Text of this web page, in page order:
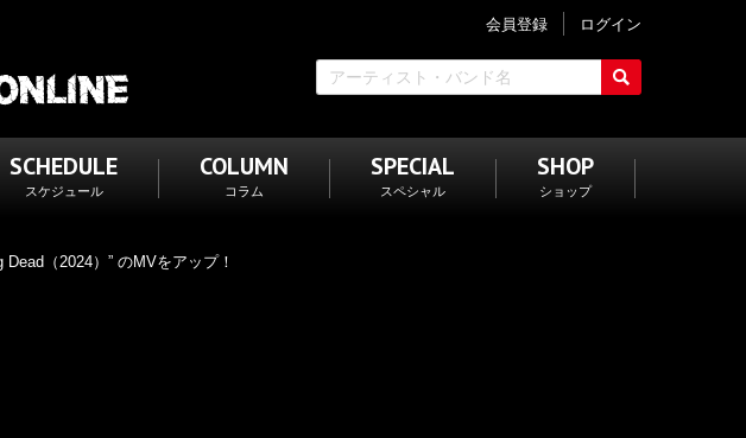
会員登録 ログイン
SCHEDULE
スケジュール
COLUMN
コラム
SPECIAL
スペシャル
SHOP
ショップ
（2024）” のMVをアップ！